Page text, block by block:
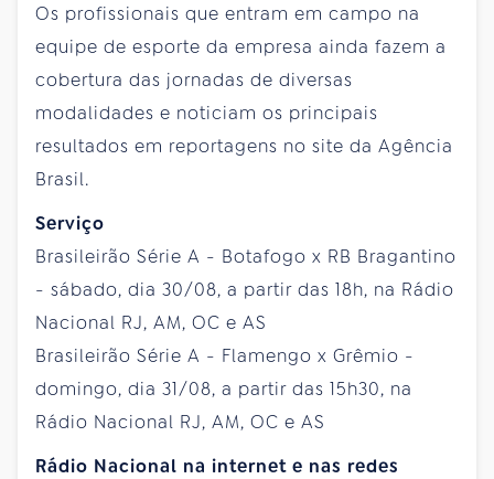
Os profissionais que entram em campo na
equipe de esporte da empresa ainda fazem a
cobertura das jornadas de diversas
modalidades e noticiam os principais
resultados em reportagens no site da Agência
Brasil.
Serviço
Brasileirão Série A - Botafogo x RB Bragantino
- sábado, dia 30/08, a partir das 18h, na Rádio
Nacional RJ, AM, OC e AS
Brasileirão Série A - Flamengo x Grêmio -
domingo, dia 31/08, a partir das 15h30, na
Rádio Nacional RJ, AM, OC e AS
Rádio Nacional na internet e nas redes